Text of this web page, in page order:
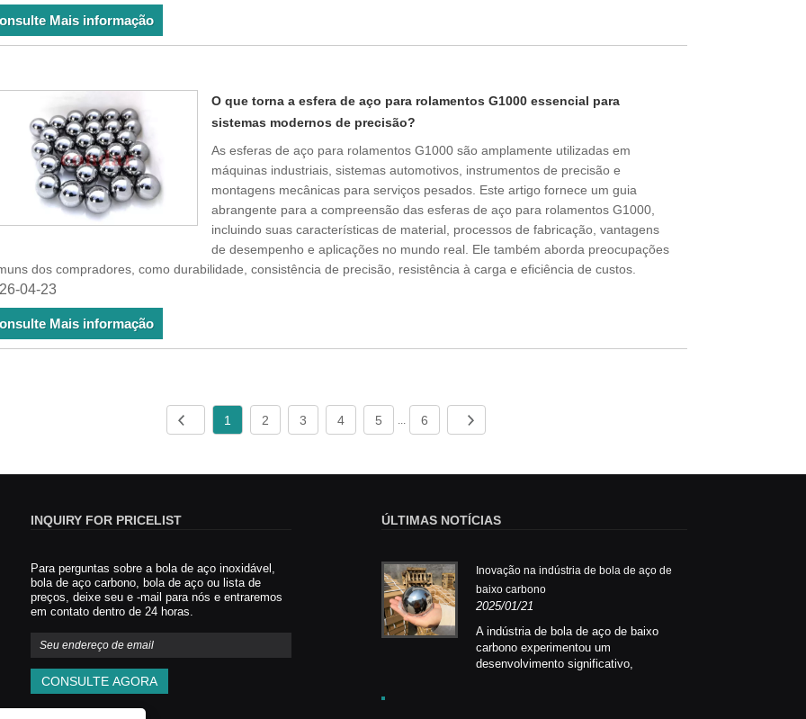
Mais informação
O que torna a esfera de aço para rolamentos G1000 essencial para
sistemas modernos de precisão?
As esferas de aço para rolamentos G1000 são amplamente utilizadas em
máquinas industriais, sistemas automotivos, instrumentos de precisão e
montagens mecânicas para serviços pesados. Este artigo fornece um guia
abrangente para a compreensão das esferas de aço para rolamentos G1000,
incluindo suas características de material, processos de fabricação, vantagens
de desempenho e aplicações no mundo real. Ele também aborda preocupações
dos compradores, como durabilidade, consistência de precisão, resistência à carga e eficiência de custos.
04-23
Mais informação
1 2 3 4 5 6
INQUIRY FOR PRICELIST
Para perguntas sobre a bola de aço inoxidável,
bola de aço carbono, bola de aço ou lista de
preços, deixe seu e -mail para nós e entraremos
em contato dentro de 24 horas.
ÚLTIMAS NOTÍCIAS
Inovação na indústria de bola de aço de
baixo carbono
2025/01/21
A indústria de bola de aço de baixo
Inovação na indústria de bola de aço de
baixo carbono
2025/01/21
A indústria de bola de aço de baixo
carbono experimentou um
desenvolvimento significativo,